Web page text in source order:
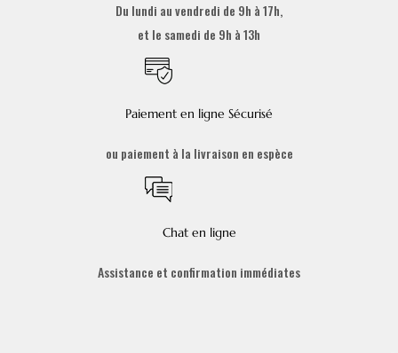
Du lundi au vendredi de 9h à 17h,
et le samedi de 9h à 13h
Paiement en ligne Sécurisé
ou paiement à la livraison en espèce
Chat en ligne
Assistance et confirmation immédiates